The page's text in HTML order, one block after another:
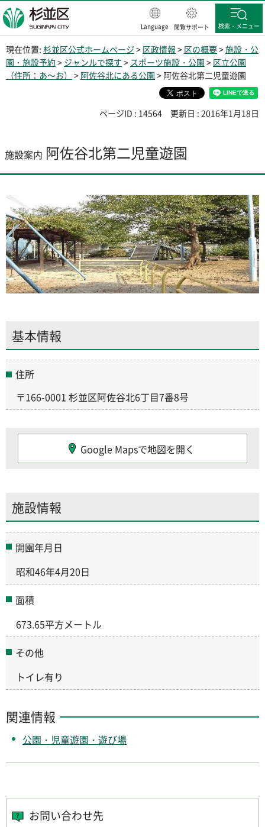
杉並区
Language 閲覧サポート 検索・メニュー
現在位置: 杉並区公式ホームページ > 区政情報 > 区の概要>施設・公
園・施設予約> ジャンルで探す > スポーツ施設・公園 > 区立公園
（住所：あ～お） > 阿佐谷北にある公園 > 阿佐谷北第二児童遊園
ページID : 14564 更新日 : 2016年1月18日
施設案内 阿佐谷北第二児童遊園
基本情報
住所
〒166-0001 杉並区阿佐谷北6丁目7番8号
Google Mapsで地図を開く
施設情報
開園年月日
昭和46年4月20日
面積
673.65平方メートル
その他
トイレ有り
関連情報
公園・児童遊園・遊び場
お問い合わせ先